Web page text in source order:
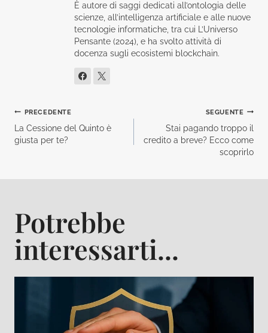
È autore di saggi dedicati all’ontologia delle
scienze, all’intelligenza artificiale e alle nuove
tecnologie informatiche, tra cui L’Universo
Pensante (2024), e ha svolto attività di
docenza sugli ecosistemi blockchain.
Navigazione
articoli
PRECEDENTE
La Cessione del Quinto è
giusta per te?
SEGUENTE
Stai pagando troppo il
credito a breve? Ecco come
scoprirlo
Potrebbe
interessarti...